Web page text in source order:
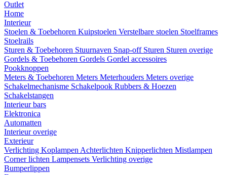
Outlet
Home
Interieur
Stoelen & Toebehoren Kuipstoelen Verstelbare stoelen Stoelframes
Stoelrails
Sturen & Toebehoren Stuurnaven Snap-off Sturen Sturen overige
Gordels & Toebehoren Gordels Gordel accessoires
Pookknoppen
Meters & Toebehoren Meters Meterhouders Meters overige
Schakelmechanisme Schakelpook Rubbers & Hoezen
Schakelstangen
Interieur bars
Elektronica
Automatten
Interieur overige
Exterieur
Verlichting Koplampen Achterlichten Knipperlichten Mistlampen
Corner lichten Lampensets Verlichting overige
Bumperlippen